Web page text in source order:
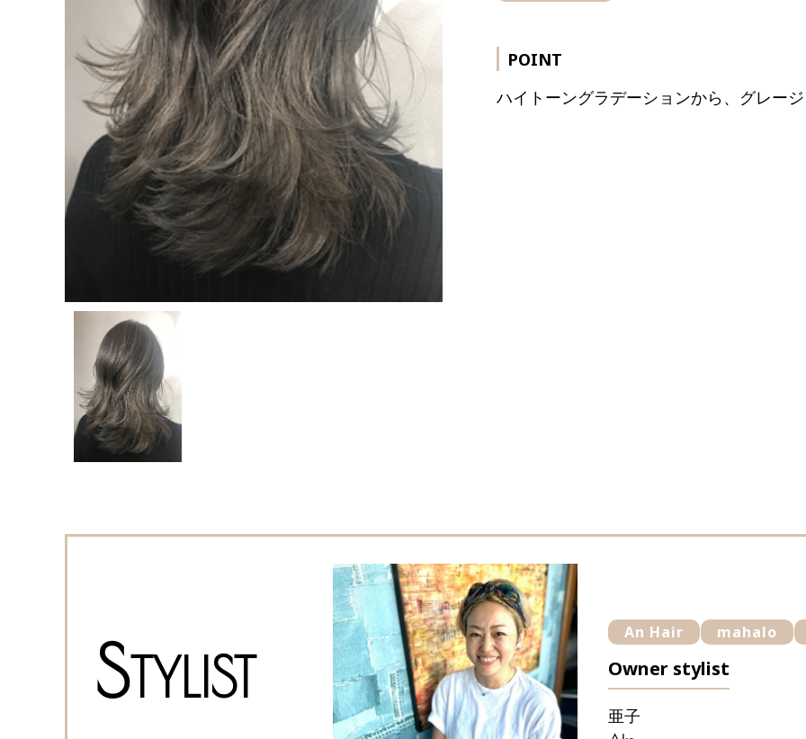
POINT
ハイトーングラデーションから、グレー
STYLIST
An Hair mahalo
Owner stylist
亜子